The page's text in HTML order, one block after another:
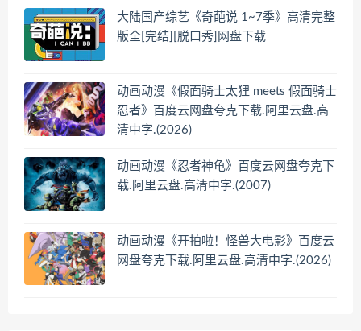
大陆国产综艺《奇葩说 1~7季》高清完整
版全[完结][脱口秀]网盘下载
动画动漫《假面骑士太狸 meets 假面骑士
忍者》百度云网盘夸克下载.阿里云盘.高
清中字.(2026)
动画动漫《忍者神龟》百度云网盘夸克下
载.阿里云盘.高清中字.(2007)
动画动漫《开拍啦！怪兽大电影》百度云
网盘夸克下载.阿里云盘.高清中字.(2026)